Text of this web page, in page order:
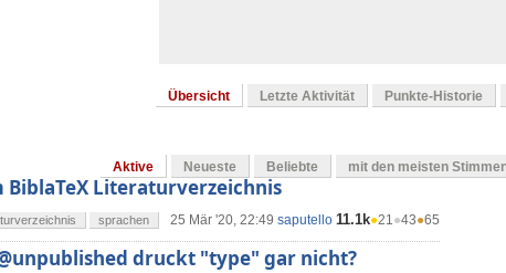
Übersicht Letzte Aktivität Punkte-Historie
Aktive Neueste Beliebte mit den meisten
BiblaTeX Literaturverzeichnis
25 Mär '20, 22:49 saputello 11.1k●21●43●65
sprachen
druckt "type" gar nicht?